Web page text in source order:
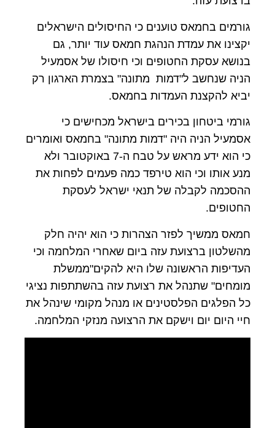
גורמים בחמאס טוענים כי החיסולים הישראלים
יקצינו את עמדת הנהגת חמאס עוד יותר, גם
בנושא עסקת החטופים וכי חיסולו של אסמעיל
הניה שנחשב ל"דמות מתונה" בצמרת הארגון רק
יביא להקצנת העמדות בחמאס.
גורמי ביטחון בכירים בישראל מכחישים כי
אסמעיל הניה היה "דמות מתונה" בחמאס ואומרים
כי הוא ידע מראש על טבח ה-7 באוקטובר ולא
מנע אותו וכי הוא טירפד כמה פעמים לפחות את
ההסכמה לקבלה של תנאי ישראל לעסקת
החטופים.
חמאס ממשיך לפזר הצהרות כי הוא יהיה חלק
מהשלטון ברצועת עזה ביום שאחרי המלחמה וכי
העדיפות הראשונה שלו היא להקים"ממשלת
מומחים" שתנהל את רצועת עזה בהשתתפות נציגי
כל הפלגים הפלסטינים או מנהל מקומי שינהל את
חיי היום יום וישקם את הרצועה מנזקי המלחמה.